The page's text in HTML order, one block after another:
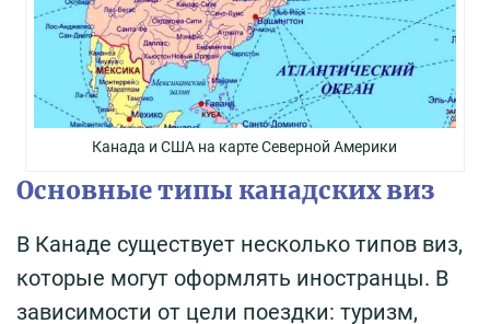
Канада и США на карте Северной Америки
Основные типы канадских виз
В Канаде существует несколько типов виз,
которые могут оформлять иностранцы. В
зависимости от цели поездки: туризм,